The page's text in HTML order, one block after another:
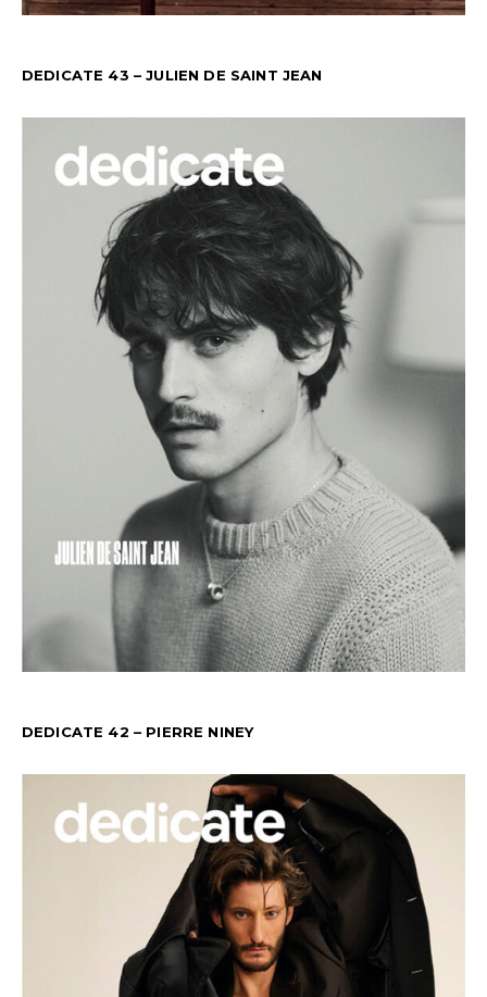
DEDICATE 43 – JULIEN DE SAINT JEAN
DEDICATE 42 – PIERRE NINEY